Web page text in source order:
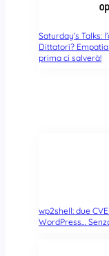
Saturday’s Talks:
Dittatori?
prima ci salverà!
wp2shell: due
WordPress…